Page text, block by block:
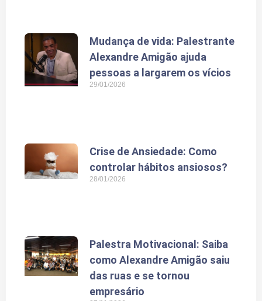
Mudança de vida: Palestrante
Alexandre Amigão ajuda
pessoas a largarem os vícios
29/01/2026
Crise de Ansiedade: Como
controlar hábitos ansiosos?
28/01/2026
Palestra Motivacional: Saiba
como Alexandre Amigão saiu
das ruas e se tornou
empresário